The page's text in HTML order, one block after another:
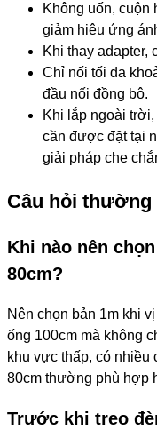
Không uốn, cuộn
giảm hiệu ứng
Khi thay adapter,
Chỉ nối tối đa
đầu nối đồng bộ.
Khi lắp ngoài
cần được đặt tại
giải pháp che
Câu hỏi thường
Khi nào nên
80cm?
Nên chọn bản 1m khi
ống 100cm mà không
khu vực thấp, có nhiều
80cm thường phù hợp
Trước khi treo